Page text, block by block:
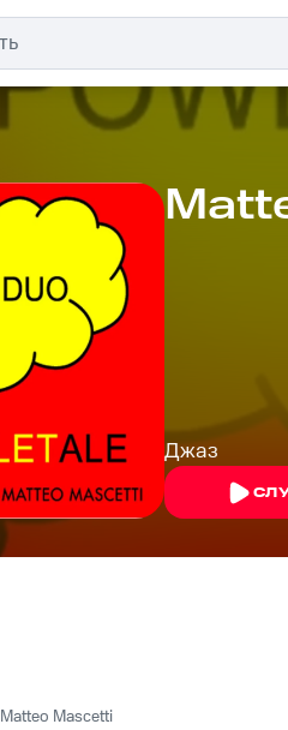
Джаз
Matteo Mascetti